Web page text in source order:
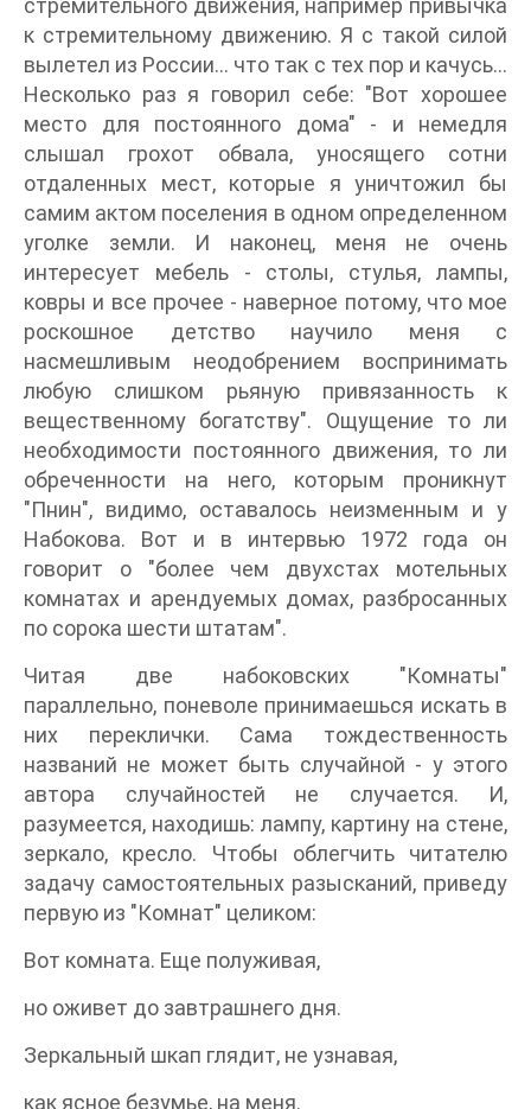
стремительного движения, например привычка
к стремительному движению. Я с такой силой
вылетел из России... что так с тех пор и качусь...
Несколько раз я говорил себе: "Вот хорошее
место для постоянного дома" - и немедля
слышал грохот обвала, уносящего сотни
отдаленных мест, которые я уничтожил бы
самим актом поселения в одном определенном
уголке земли. И наконец, меня не очень
интересует мебель - столы, стулья, лампы,
ковры и все прочее - наверное потому, что мое
роскошное детство научило меня с
насмешливым неодобрением воспринимать
любую слишком рьяную привязанность к
вещественному богатству". Ощущение то ли
необходимости постоянного движения, то ли
обреченности на него, которым проникнут
"Пнин", видимо, оставалось неизменным и у
Набокова. Вот и в интервью 1972 года он
говорит о "более чем двухстах мотельных
комнатах и арендуемых домах, разбросанных
по сорока шести штатам".
Читая две набоковских "Комнаты"
параллельно, поневоле принимаешься искать в
них переклички. Сама тождественность
названий не может быть случайной - у этого
автора случайностей не случается. И,
разумеется, находишь: лампу, картину на стене,
зеркало, кресло. Чтобы облегчить читателю
задачу самостоятельных разысканий, приведу
первую из "Комнат" целиком:
Вот комната. Еще полуживая,
но оживет до завтрашнего дня.
Зеркальный шкап глядит, не узнавая,
как ясное безумье, на меня.